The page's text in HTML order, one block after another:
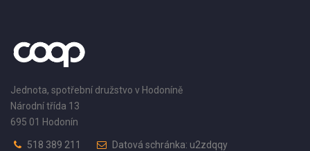
Jednota, spotřební družstvo v Hodoníně
Národní třída 13
695 01 Hodonín
518 389 211
Datová schránka: u2zdqqy